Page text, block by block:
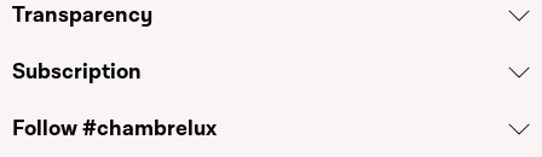
Transparency
Subscription
Follow #chambrelux